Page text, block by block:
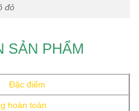
đỏ
SẢN PHẨM
Đặc điểm
hoàn toàn